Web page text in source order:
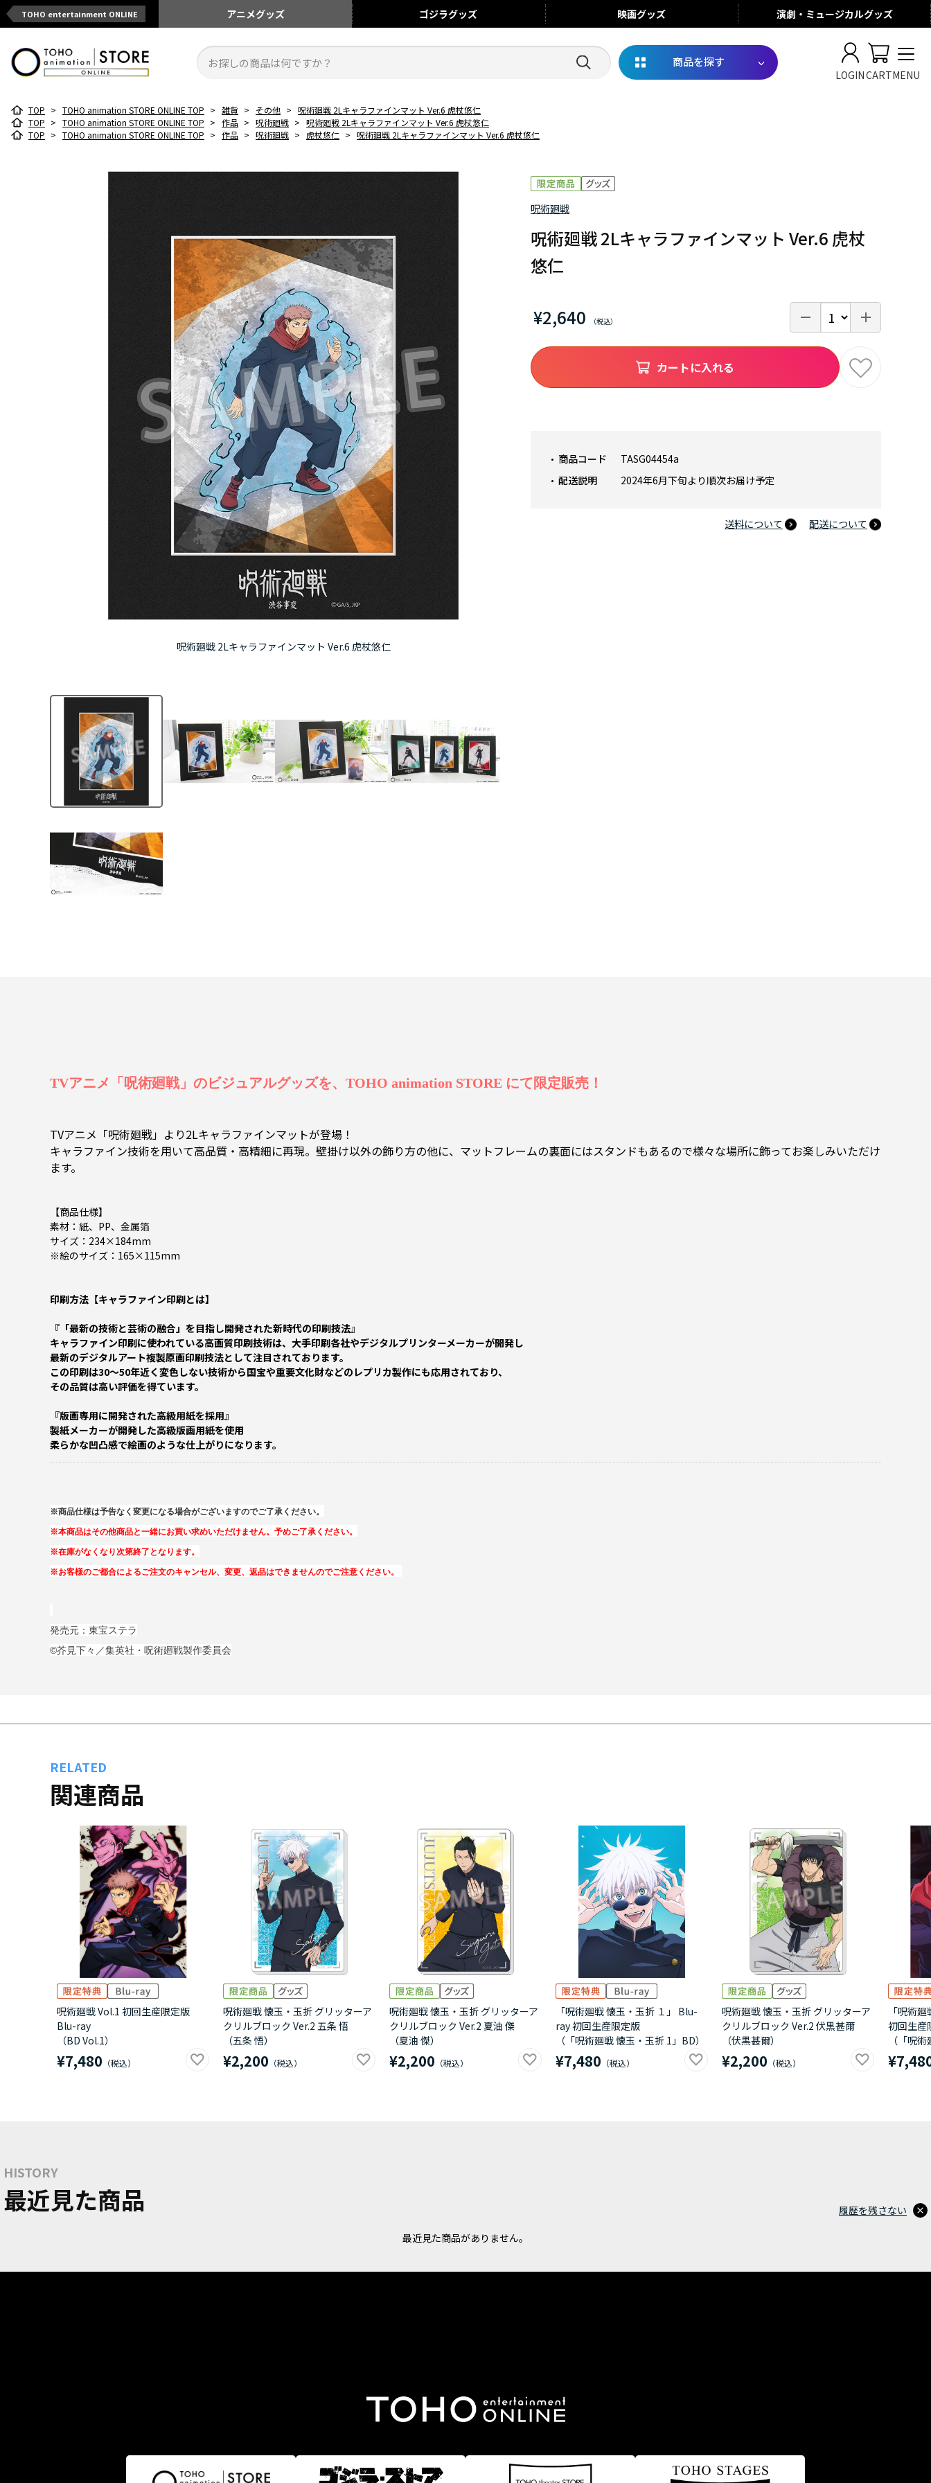
TOHO entertainment ONLINE アニメグッズ ゴジラグッズ 映画グッズ 演劇・ミュージカルグッズ
商品を探す
LOGINCARTMENU
TOP > TOHO animation STORE ONLINE TOP > 雑貨 > その他 > 呪術廻戦 2Lキャラファインマット Ver.6 虎杖悠仁
TOP > TOHO animation STORE ONLINE TOP > 作品 > 呪術廻戦 > 呪術廻戦 2Lキャラファインマット Ver.6 虎杖悠仁
TOP > TOHO animation STORE ONLINE TOP > 作品 > 呪術廻戦 > 虎杖悠仁 > 呪術廻戦 2Lキャラファインマット Ver.6 虎杖悠仁
呪術廻戦 2Lキャラファインマット Ver.6 虎杖悠仁
呪術廻戦
呪術廻戦 2Lキャラファインマット Ver.6 虎杖
悠仁
¥2,640
商品コード
TASG04454a
配送説明
2024年6月下旬より順次お届け予定
送料について 配送について
カートに入れる
TVアニメ「呪術廻戦」のビジュアルグッズを、TOHO animation STORE にて限定販売！
TVアニメ「呪術廻戦」より2Lキャラファインマットが登場！
キャラファイン技術を用いて高品質・高精細に再現。壁掛け以外の飾り方の他に、マットフレームの裏面にはスタンドもあるので様々な場所に飾ってお楽しみいただけ
ます。
【商品仕様】
素材：紙、PP、金属箔
サイズ：234×184mm
※絵のサイズ：165×115mm
印刷方法【キャラファイン印刷とは】
『「最新の技術と芸術の融合」を目指し開発された新時代の印刷技法』
キャラファイン印刷に使われている高画質印刷技術は、大手印刷各社やデジタルプリンターメーカーが開発し
最新のデジタルアート複製原画印刷技法として注目されております。
この印刷は30～50年近く変色しない技術から国宝や重要文化財などのレプリカ製作にも応用されており、
その品質は高い評価を得ています。
『版画専用に開発された高級用紙を採用』
製紙メーカーが開発した高級版画用紙を使用
柔らかな凹凸感で絵画のような仕上がりになります。
※商品仕様は予告なく変更になる場合がございますのでご了承ください。
※本商品はその他商品と一緒にお買い求めいただけません。予めご了承ください。
※在庫がなくなり次第終了となります。
※お客様のご都合によるご注文のキャンセル、変更、返品はできませんのでご注意ください。
発売元：東宝ステラ
©芥見下々／集英社・呪術廻戦製作委員会
RELATED
関連商品
呪術廻戦 Vol.1 初回生産限定版
Blu-ray
（BD Vol.1）
¥7,480
呪術廻戦 懐玉・玉折 グリッターア
クリルブロック Ver.2 五条 悟
（五条 悟）
¥2,200
呪術廻戦 懐玉・玉折 グリッターア
クリルブロック Ver.2 夏油 傑
（夏油 傑）
¥2,200
「呪術廻戦 懐玉・玉折 １」 Blu-
ray 初回生産限定版
（「呪術廻戦 懐玉・玉折 1」BD）
¥7,480
呪術廻戦 懐玉・玉折 グリッターア
クリルブロック Ver.2 伏黒甚爾
（伏黒甚爾）
¥2,200
「呪術
初回生産
（「呪
HISTORY
最近見た商品
最近見た商品がありません。
履歴を残さない